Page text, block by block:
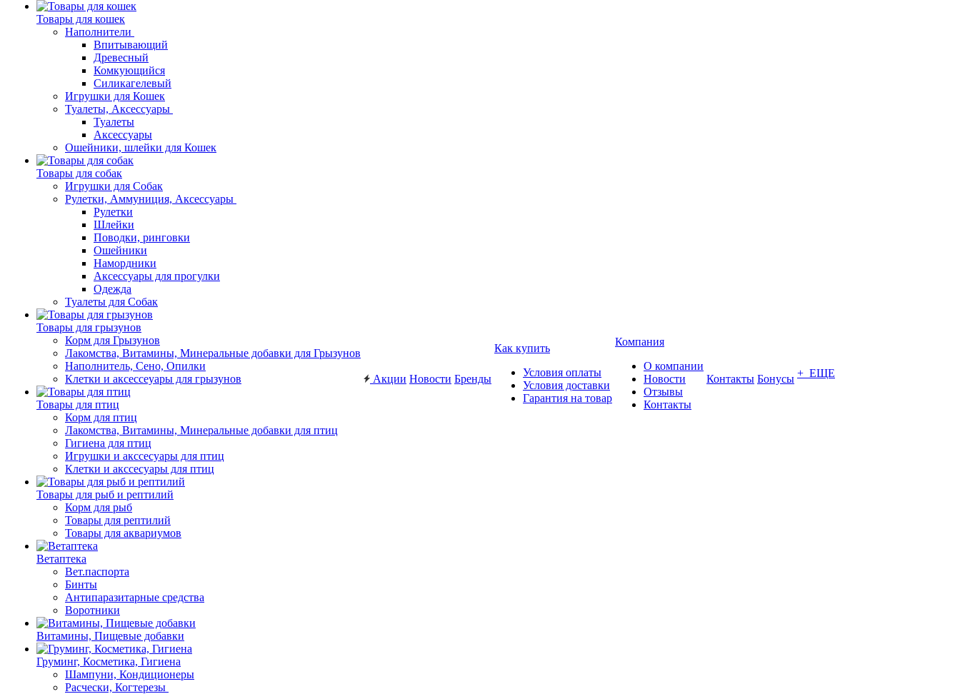
Товары для кошек
Наполнители
Впитывающий
Древесный
Комкующийся
Силикагелевый
Игрушки для Кошек
Туалеты, Аксессуары
Туалеты
Аксессуары
Ошейники, шлейки для Кошек
Товары для собак
Игрушки для Собак
Рулетки, Аммуниция, Аксессуары
Рулетки
Шлейки
Поводки, ринговки
Ошейники
Намордники
Аксессуары для прогулки
Одежда
Туалеты для Собак
Товары для грызунов
Корм для Грызунов
Лакомства, Витамины, Минеральные добавки для Грызунов
Наполнитель, Сено, Опилки
Клетки и аксессеуары для грызунов
Товары для птиц
Корм для птиц
Лакомства, Витамины, Минеральные добавки для птиц
Гигиена для птиц
Игрушки и акссесуары для птиц
Клетки и акссесуары для птиц
Товары для рыб и рептилий
Корм для рыб
Товары для рептилий
Товары для аквариумов
Ветаптека
Вет.паспорта
Бинты
Антипаразитарные средства
Воротники
Витамины, Пищевые добавки
Груминг, Косметика, Гигиена
Шампуни, Кондиционеры
Расчески, Когтерезы
Акции Новости Бренды
Как купить
Условия оплаты
Условия доставки
Гарантия на товар
Компания
О компании
Новости
Отзывы
Контакты
Контакты Бонусы + ЕЩЕ